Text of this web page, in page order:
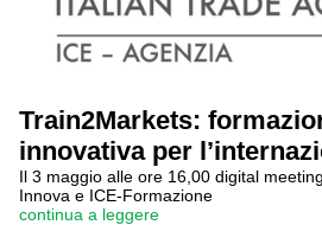
Train2Markets:
innovativa per
Il 3 maggio alle ore 16,00 digital
Innova e ICE-Formazione
continua a leggere